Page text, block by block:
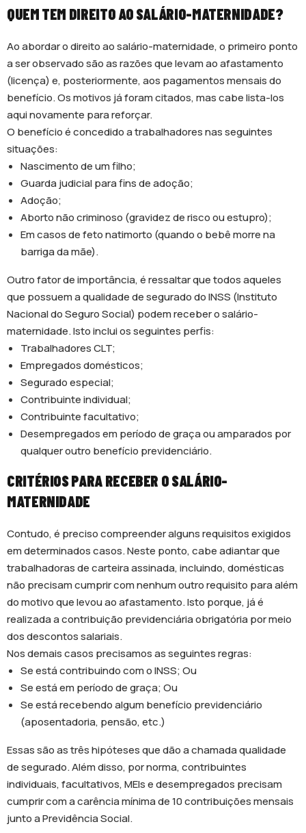
QUEM TEM DIREITO AO SALÁRIO-MATERNIDADE?
Ao abordar o direito ao salário-maternidade, o primeiro ponto
a ser observado são as razões que levam ao afastamento
(licença) e, posteriormente, aos pagamentos mensais do
benefício. Os motivos já foram citados, mas cabe lista-los
aqui novamente para reforçar.
O benefício é concedido a trabalhadores nas seguintes
situações:
Nascimento de um filho;
Guarda judicial para fins de adoção;
Adoção;
Aborto não criminoso (gravidez de risco ou estupro);
Em casos de feto natimorto (quando o bebê morre na
barriga da mãe).
Outro fator de importância, é ressaltar que todos aqueles
que possuem a qualidade de segurado do INSS (Instituto
Nacional do Seguro Social) podem receber o salário-
maternidade. Isto inclui os seguintes perfis:
Trabalhadores CLT;
Empregados domésticos;
Segurado especial;
Contribuinte individual;
Contribuinte facultativo;
Desempregados em período de graça ou amparados por
qualquer outro benefício previdenciário.
CRITÉRIOS PARA RECEBER O SALÁRIO-
MATERNIDADE
Contudo, é preciso compreender alguns requisitos exigidos
em determinados casos. Neste ponto, cabe adiantar que
trabalhadoras de carteira assinada, incluindo, domésticas
não precisam cumprir com nenhum outro requisito para além
do motivo que levou ao afastamento. Isto porque, já é
realizada a contribuição previdenciária obrigatória por meio
dos descontos salariais.
Nos demais casos precisamos as seguintes regras:
Se está contribuindo com o INSS; Ou
Se está em período de graça; Ou
Se está recebendo algum benefício previdenciário
(aposentadoria, pensão, etc.)
Essas são as três hipóteses que dão a chamada qualidade
de segurado. Além disso, por norma, contribuintes
individuais, facultativos, MEIs e desempregados precisam
cumprir com a carência mínima de 10 contribuições mensais
junto a Previdência Social.